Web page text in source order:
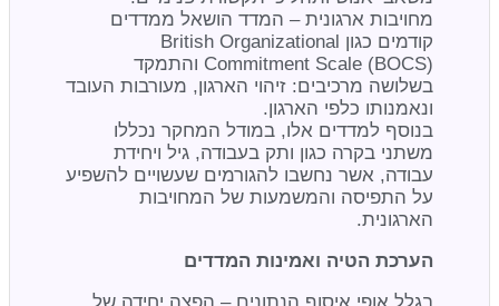
מחויבות ארגונית – המדד הושאל ממדדים
קודמים כגון British Organizational
Commitment Scale (BOCS) והתמקד
בשלושה מרכיבים: זיהוי הארגון, מעורבות העובד
ונאמנותו כלפי הארגון.
בנוסף למדדים אלו, במודל המחקר נכללו
משתני בקרה כגון ותק בעבודה, גיל ויחידת
עבודה, אשר נחשבו להגורמים שעשויים להשפיע
על התפיסה והמשמעות של המחויבות
הארגונית.
הערכת הטיה ואמינות המדדים
בגלל אופי איסוף הנתונים – הפצה יחידה של